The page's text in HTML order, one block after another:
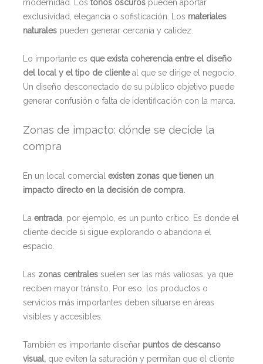
modernidad. Los tonos oscuros pueden aportar
exclusividad, elegancia o sofisticación. Los materiales
naturales pueden generar cercanía y calidez.
Lo importante es que exista coherencia entre el diseño
del local y el tipo de clienteal que se dirige el negocio.
Un diseño desconectado de su público objetivo puede
generar confusión o falta de identificación con la marca.
Zonas de impacto: dónde se decide la
compra
En un local comercial existen zonas que tienen un
impacto directo en la decisión de compra.
La entrada , por ejemplo, es un punto crítico. Es donde el
cliente decide si sigue explorando o abandona el
espacio.
Las zonas centrales suelen ser las más valiosas, ya que
reciben mayor tránsito. Por eso, los productos o
servicios más importantes deben situarse en áreas
visibles y accesibles.
También es importante diseñar puntos de descanso
visual, que eviten la saturación y permitan que el cliente